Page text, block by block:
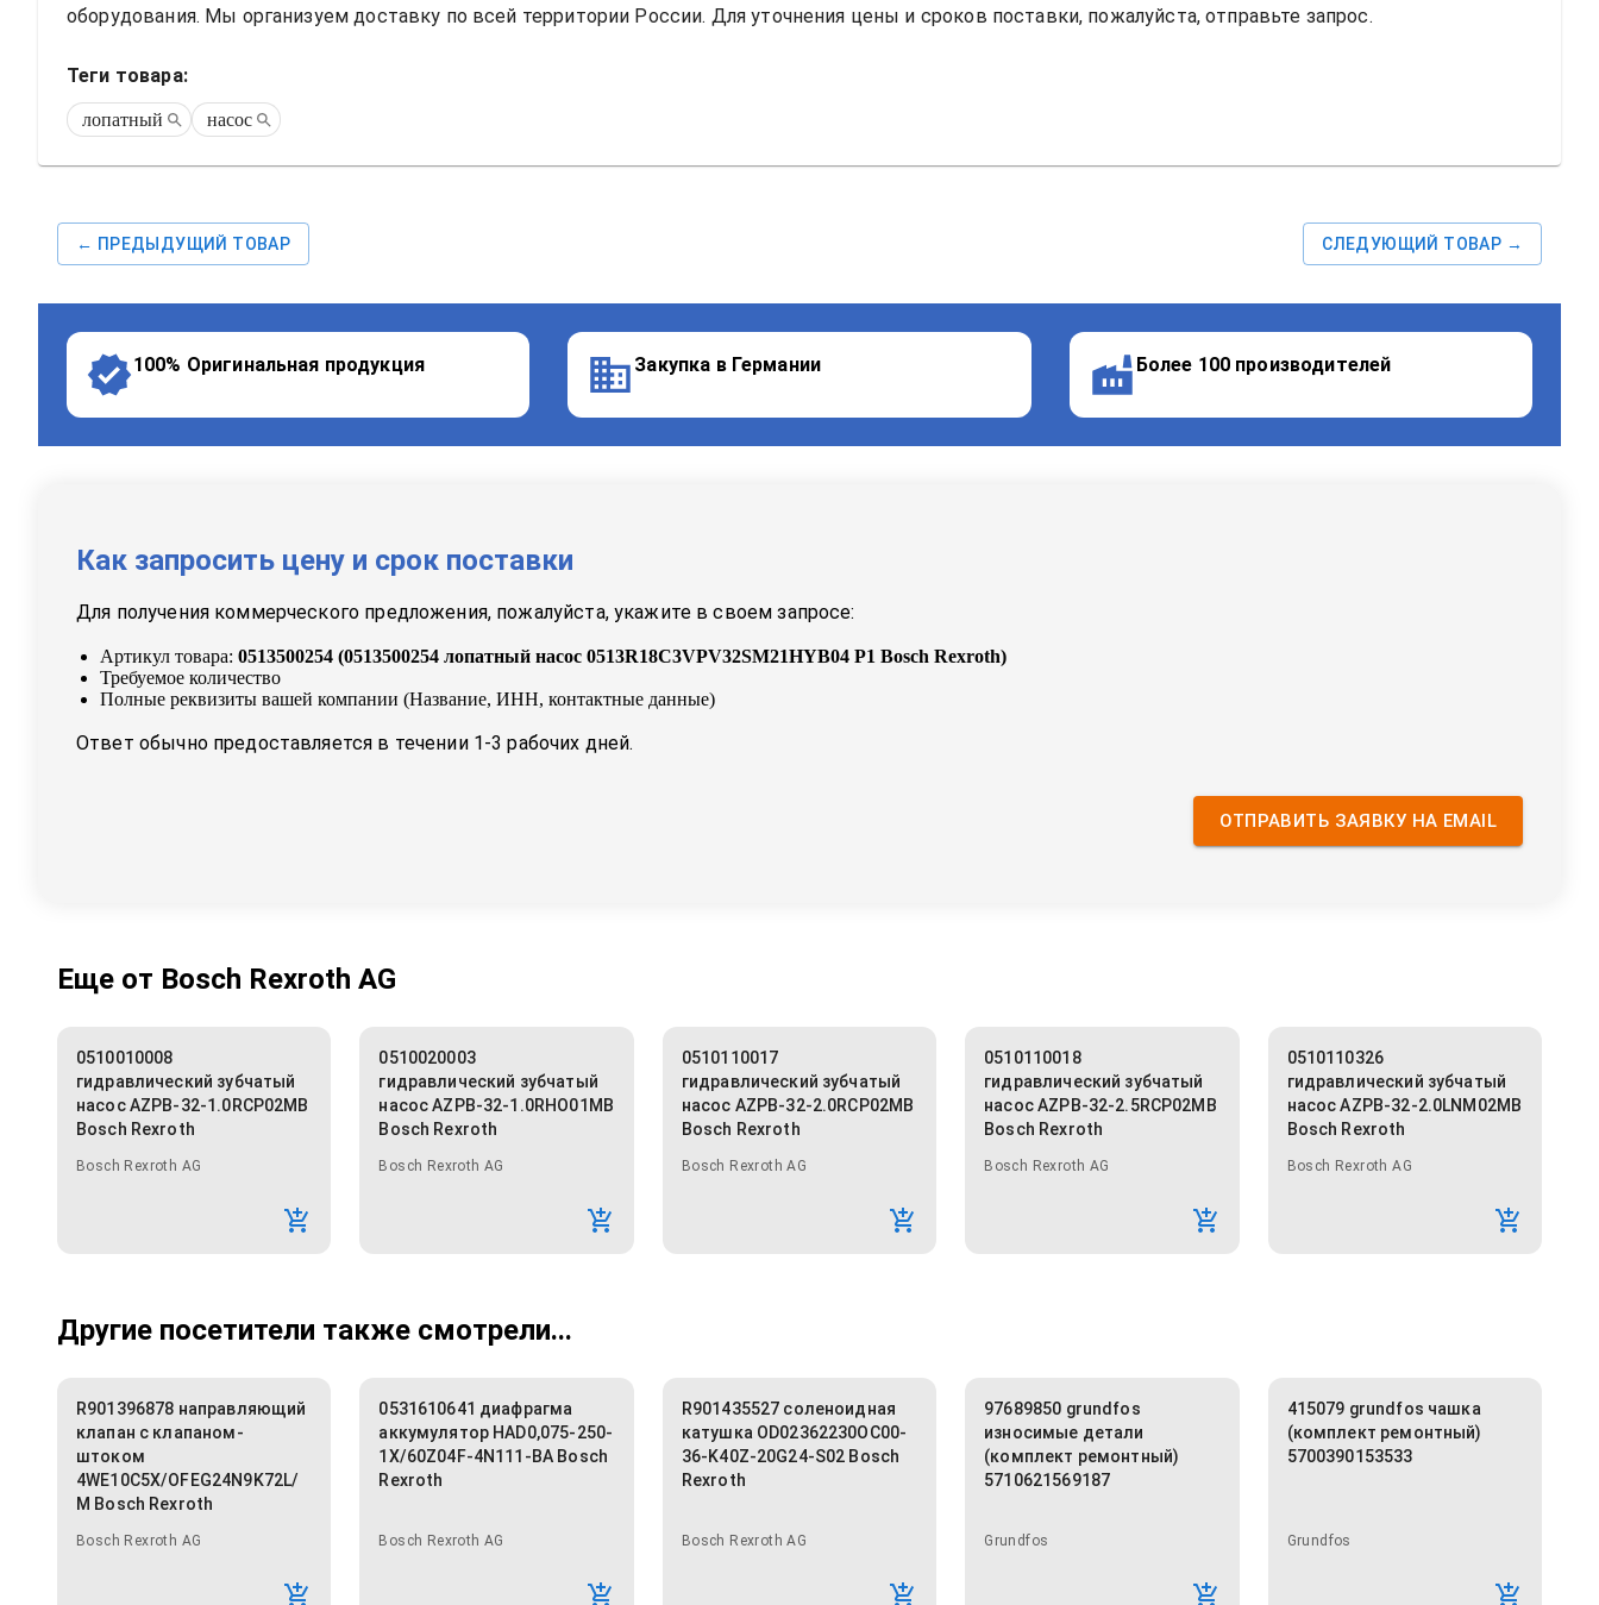
оборудования. Мы организуем доставку по всей территории России. Для уточнения цены и сроков поставки, пожалуйста, отправьте запрос.
Теги товара:
лопатный насос
← ПРЕДЫДУЩИЙ ТОВАР СЛЕДУЮЩИЙ ТОВАР →
100% Оригинальная продукция Закупка в Германии Более 100 производителей
Как запросить цену и срок поставки
Для получения коммерческого предложения, пожалуйста, укажите в своем запросе:
Артикул товара: 0513500254 (0513500254 лопатный насос 0513R18C3VPV32SM21HYB04 P1 Bosch Rexroth)
Требуемое количество
Полные реквизиты вашей компании (Название, ИНН, контактные данные)
Ответ обычно предоставляется в течении 1-3 рабочих дней.
ОТПРАВИТЬ ЗАЯВКУ НА EMAIL
Еще от Bosch Rexroth AG
0510010008
гидравлический зубчатый
насос AZPB-32-1.0RCP02MB
Bosch Rexroth
Bosch Rexroth AG
0510020003
гидравлический зубчатый
насос AZPB-32-1.0RHO01MB
Bosch Rexroth
Bosch Rexroth AG
0510110017
гидравлический зубчатый
насос AZPB-32-2.0RCP02MB
Bosch Rexroth
Bosch Rexroth AG
0510110018
гидравлический зубчатый
насос AZPB-32-2.5RCP02MB
Bosch Rexroth
Bosch Rexroth AG
0510110326
гидравлический зубчатый
насос AZPB-32-2.0LNM02MB
Bosch Rexroth
Bosch Rexroth AG
Другие посетители также смотрели...
R901396878 направляющий
клапан с клапаном-
штоком
4WE10C5X/OFEG24N9K72L/
M Bosch Rexroth
Bosch Rexroth AG
0531610641 диафрагма
аккумулятор HAD0,075-250-
1X/60Z04F-4N111-BA Bosch
Rexroth
Bosch Rexroth AG
R901435527 соленоидная
катушка OD02362230OC00-
36-K40Z-20G24-S02 Bosch
Rexroth
Bosch Rexroth AG
97689850 grundfos
износимые детали
(комплект ремонтный)
5710621569187
Grundfos
415079 grundfos чашка
(комплект ремонтный)
5700390153533
Grundfos